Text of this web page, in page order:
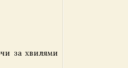
за хвилями